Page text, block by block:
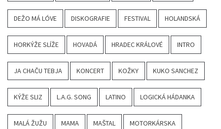
DEŽO MÁ LÓVE DISKOGRAFIE FESTIVAL HOLANDSKÁ
HORKÝŽE SLÍŽE HOVADÁ HRADEC KRÁLOVÉ INTRO
JA CHAČU TEBJA KONCERT KOŽKY KUKO SANCHEZ
KÝŽE SLIZ L.A.G. SONG LATINO LOGICKÁ HÁDANKA
MALÁ ŽUŽU MAMA MAŠTAL MOTORKÁRSKA